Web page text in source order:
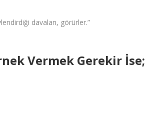
davaları, görürler.”
Vermek Gerekir İse;